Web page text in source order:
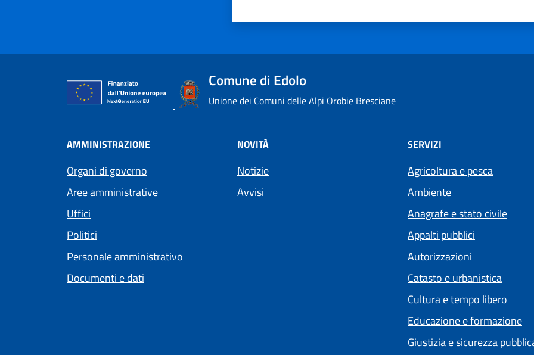
Comune di Edolo
Unione dei Comuni delle Alpi Orobie Bresciane
AMMINISTRAZIONE
Organi di governo
Aree amministrative
Uffici
Politici
Personale amministrativo
Documenti e dati
NOVITÀ
Notizie
Avvisi
SERVIZI
Agricoltura e pesca
Ambiente
Anagrafe e stato civile
Appalti pubblici
Autorizzazioni
Catasto e urbanistica
Cultura e tempo libero
Educazione e formazione
Giustizia e sicurezza